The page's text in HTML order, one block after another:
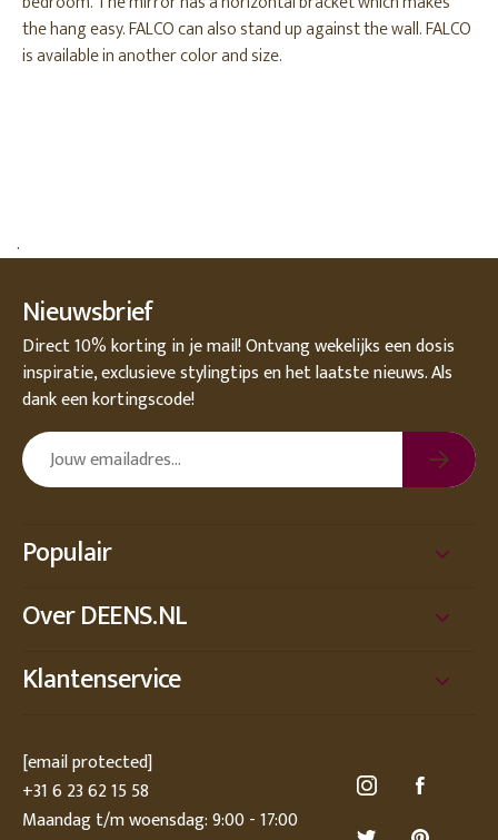
the hang easy. FALCO can also stand up against the wall. FALCO
is available in another color and size.
.
Nieuwsbrief
Direct 10% korting in je mail! Ontvang wekelijks een dosis
inspiratie, exclusieve stylingtips en het laatste nieuws. Als
dank een kortingscode!
Populair
Over DEENS.NL
Klantenservice
[email protected]
+31 6 23 62 15 58
Maandag t/m woensdag: 9:00 - 17:00